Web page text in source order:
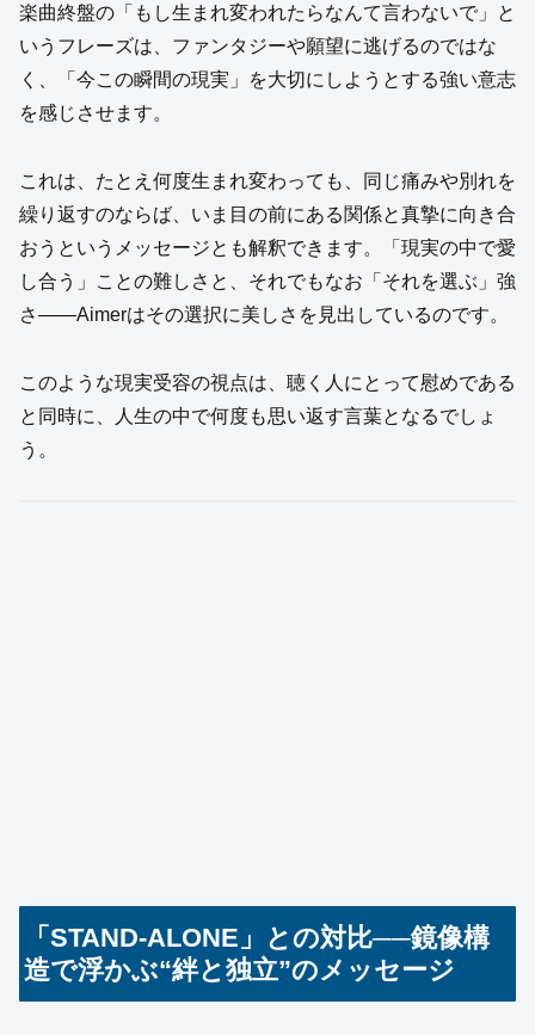
楽曲終盤の「もし生まれ変われたらなんて言わないで」と
いうフレーズは、ファンタジーや願望に逃げるのではな
く、「今この瞬間の現実」を大切にしようとする強い意志
を感じさせます。
これは、たとえ何度生まれ変わっても、同じ痛みや別れを
繰り返すのならば、いま目の前にある関係と真摯に向き合
おうというメッセージとも解釈できます。「現実の中で愛
し合う」ことの難しさと、それでもなお「それを選ぶ」強
さ――Aimerはその選択に美しさを見出しているのです。
このような現実受容の視点は、聴く人にとって慰めである
と同時に、人生の中で何度も思い返す言葉となるでしょ
う。
「STAND‑ALONE」との対比──鏡像構
造で浮かぶ“絆と独立”のメッセージ